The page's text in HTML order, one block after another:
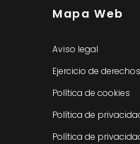
Mapa Web
Aviso legal
Ejercicio de
Política de cookies
Política de
Política de